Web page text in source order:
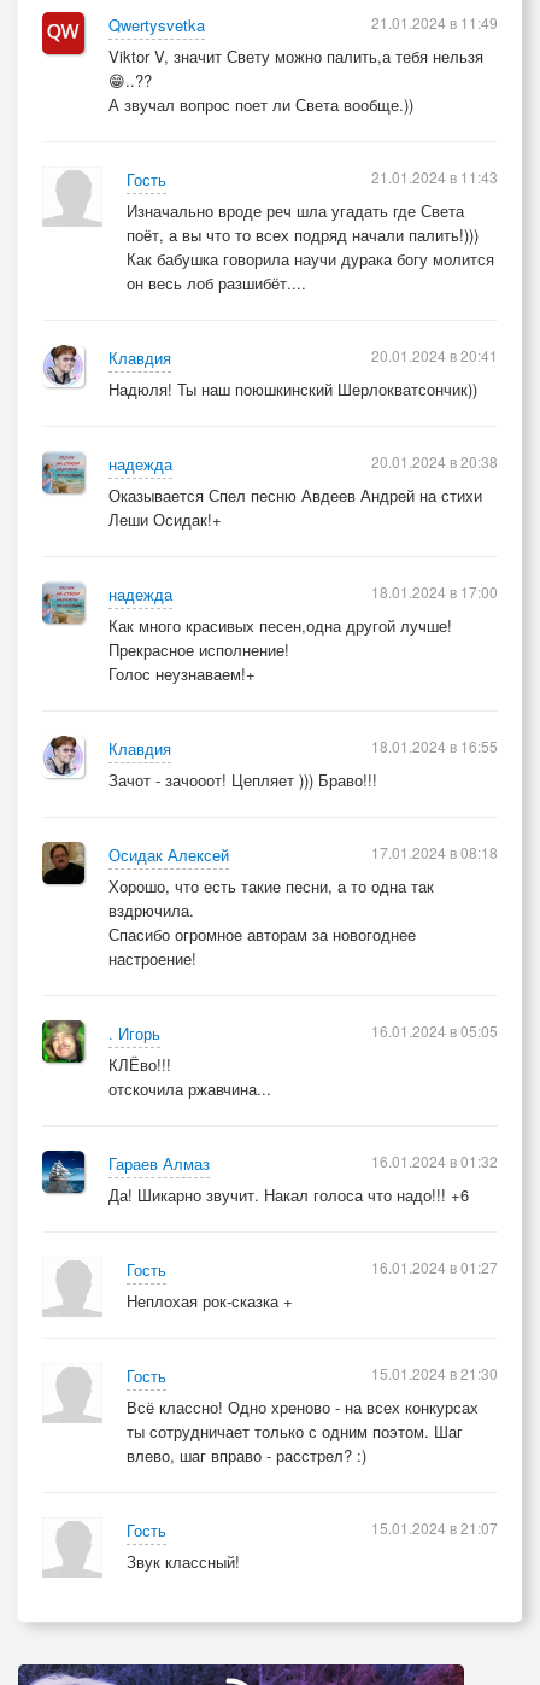
Qwertysvetka
Viktor V, значит Свету можно палить,а тебя нельзя
😁..??
А звучал вопрос поет ли Света вообще.))
21.01.2024 в 11:49
Гость
Изначально вроде реч шла угадать где Света
поёт, а вы что то всех подряд начали палить!)))
Как бабушка говорила научи дурака богу молится
он весь лоб разшибёт....
21.01.2024 в 11:43
Клавдия
Надюля! Ты наш поюшкинский Шерлокватсончик))
20.01.2024 в 20:41
надежда
Оказывается Спел песню Авдеев Андрей на стихи
Леши Осидак!+
20.01.2024 в 20:38
надежда
Как много красивых песен,одна другой лучше!
Прекрасное исполнение!
Голос неузнаваем!+
18.01.2024 в 17:00
Клавдия
Зачот - зачооот! Цепляет ))) Браво!!!
18.01.2024 в 16:55
Осидак Алексей
Хорошо, что есть такие песни, а то одна так
вздрючила.
Спасибо огромное авторам за новогоднее
настроение!
17.01.2024 в 08:18
. Игорь
КЛЁво!!!
отскочила ржавчина...
16.01.2024 в 05:05
Гараев Алмаз
Да! Шикарно звучит. Накал голоса что надо!!! +6
16.01.2024 в 01:32
Гость
Неплохая рок-сказка +
16.01.2024 в 01:27
Гость
Всё классно! Одно хреново - на всех конкурсах
ты сотрудничает только с одним поэтом. Шаг
влево, шаг вправо - расстрел? :)
15.01.2024 в 21:30
Гость
Звук классный!
15.01.2024 в 21:07